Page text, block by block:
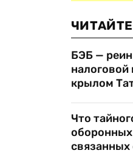
БЭБ —
крылом
Что
оборонных